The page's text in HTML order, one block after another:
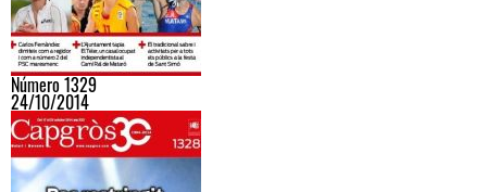
Número 1329
24/10/2014